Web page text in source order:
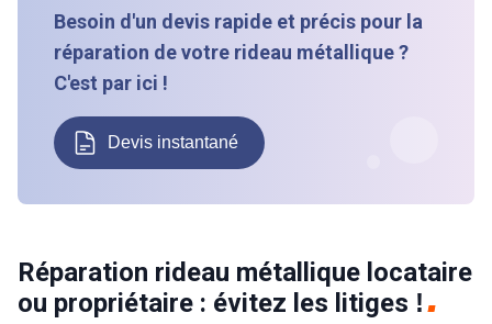
Besoin d'un devis rapide et précis pour la
réparation de votre rideau métallique ?
C'est par ici !
Devis instantané
Réparation rideau métallique locataire
ou propriétaire : évitez les litiges !